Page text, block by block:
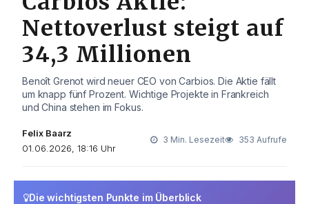
Nettoverlust steigt auf
34,3 Millionen
Benoît Grenot wird neuer CEO von Carbios. Die Aktie fällt
um knapp fünf Prozent. Wichtige Projekte in Frankreich
und China stehen im Fokus.
Felix Baarz
01.06.2026, 18:16 Uhr
3 Min. Lesezeit 353 Aufrufe
Die wichtigsten Punkte im Überblick